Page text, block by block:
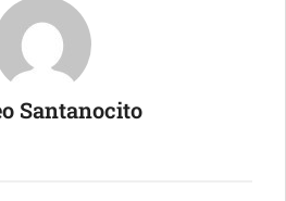
Santanocito